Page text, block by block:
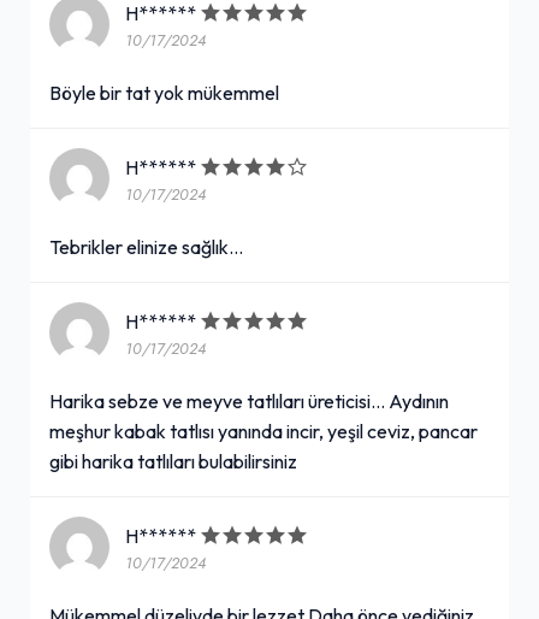
H******
10/17/2024
Böyle bir tat yok mükemmel
H******
10/17/2024
Tebrikler elinize sağlık...
H******
10/17/2024
Harika sebze ve meyve tatlıları üreticisi... Aydının
meşhur kabak tatlısı yanında incir, yeşil ceviz, pancar
gibi harika tatlıları bulabilirsiniz
H******
10/17/2024